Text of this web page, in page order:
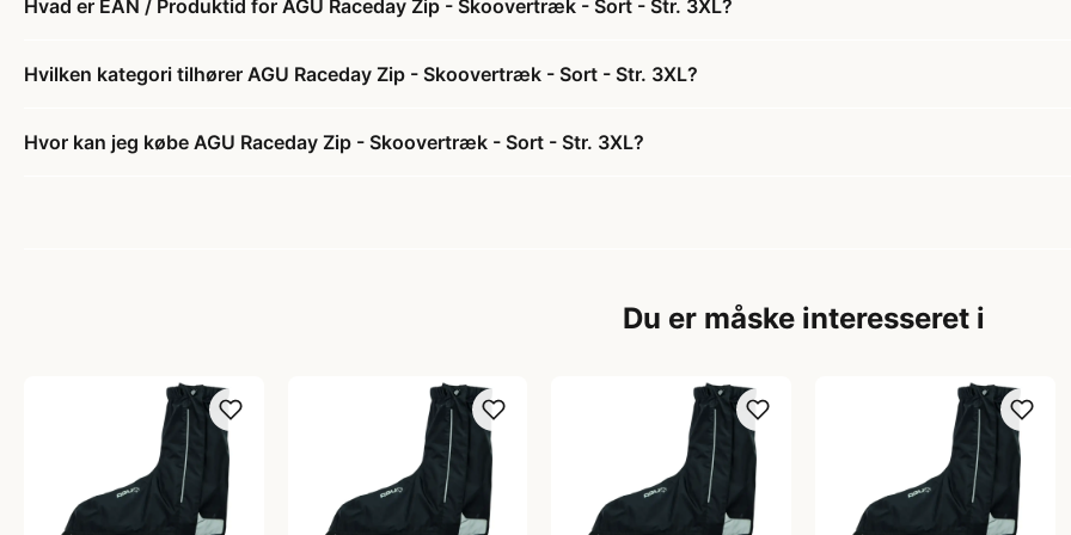
Hvad er EAN / Produktid for AGU Raceday Zip - Skoovertræk - Sort - Str. 3XL?
Hvilken kategori tilhører AGU Raceday Zip - Skoovertræk - Sort - Str. 3XL?
Hvor kan jeg købe AGU Raceday Zip - Skoovertræk - Sort - Str. 3XL?
Du er måske interesseret i